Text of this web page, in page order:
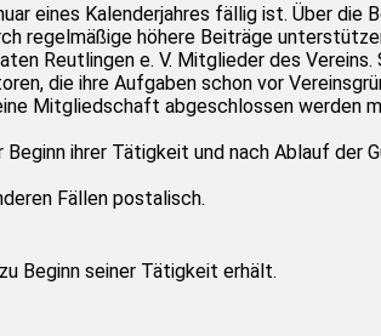
eines Kalenderjahres fällig ist. Über die
regelmäßige höhere Beiträge
Reutlingen e. V. Mitglieder des Vereins.
die ihre Aufgaben schon vor
Mitgliedschaft abgeschlossen werden
ihrer Tätigkeit und nach Ablauf der
Fällen postalisch.
Beginn seiner Tätigkeit erhält.